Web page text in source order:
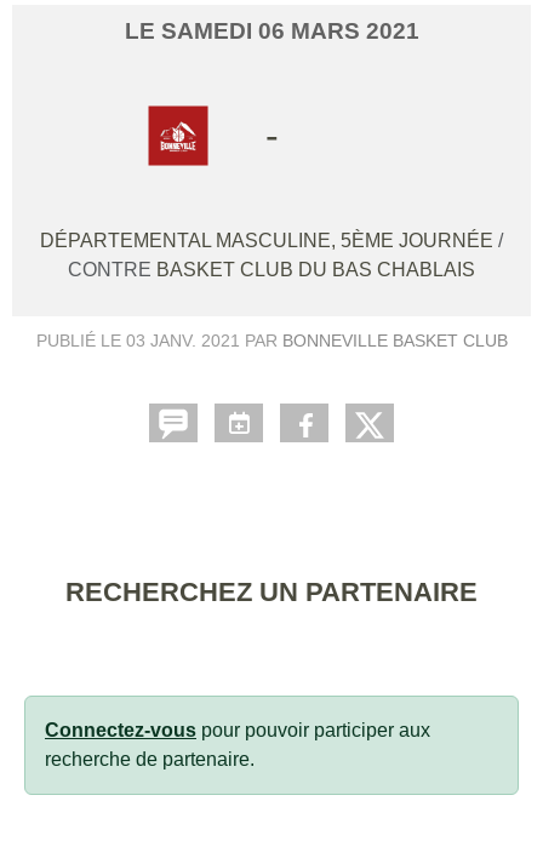
LE SAMEDI 06 MARS 2021
-
DÉPARTEMENTAL MASCULINE, 5ÈME JOURNÉE /
CONTRE BASKET CLUB DU BAS CHABLAIS
PUBLIÉ LE 03 JANV. 2021 PAR BONNEVILLE BASKET CLUB
RECHERCHEZ UN PARTENAIRE
Connectez-vous pour pouvoir participer aux
recherche de partenaire.